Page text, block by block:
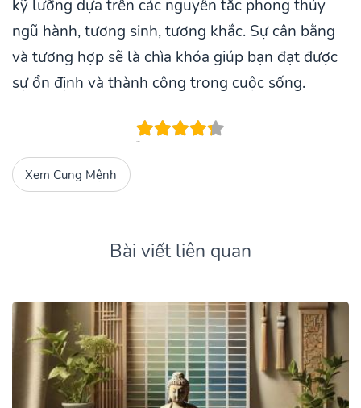
kỹ lưỡng dựa trên các nguyên tắc phong thủy
ngũ hành, tương sinh, tương khắc. Sự cân bằng
và tương hợp sẽ là chìa khóa giúp bạn đạt được
sự ổn định và thành công trong cuộc sống.
Xem Cung Mệnh
Bài viết liên quan